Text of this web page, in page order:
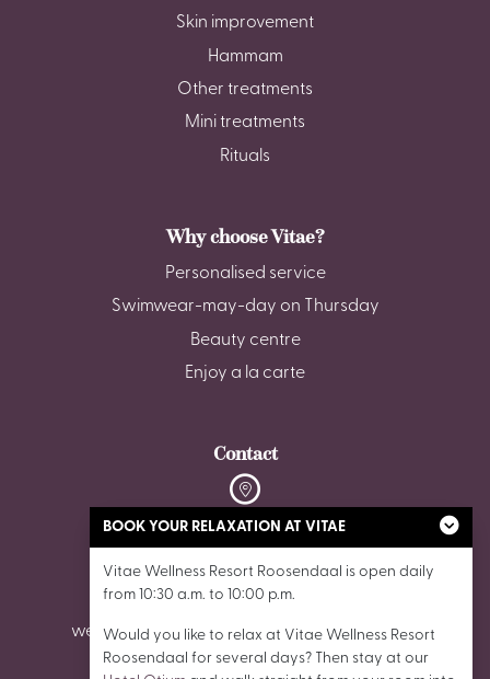
Skin improvement
Hammam
Other treatments
Mini treatments
Rituals
Why choose Vitae?
Personalised service
Swimwear-may-day on Thursday
Beauty centre
Enjoy a la carte
Contact
De Stok 6, 4703 SZ Roosendaal
0165 - 87 02 62
wellnessroosendaal@vitaewellnessresorts.nl
BOOK YOUR RELAXATION AT VITAE
Vitae Wellness Resort Roosendaal is open daily
from 10:30 a.m. to 10:00 p.m.
Would you like to relax at Vitae Wellness Resort
Roosendaal for several days? Then stay at our